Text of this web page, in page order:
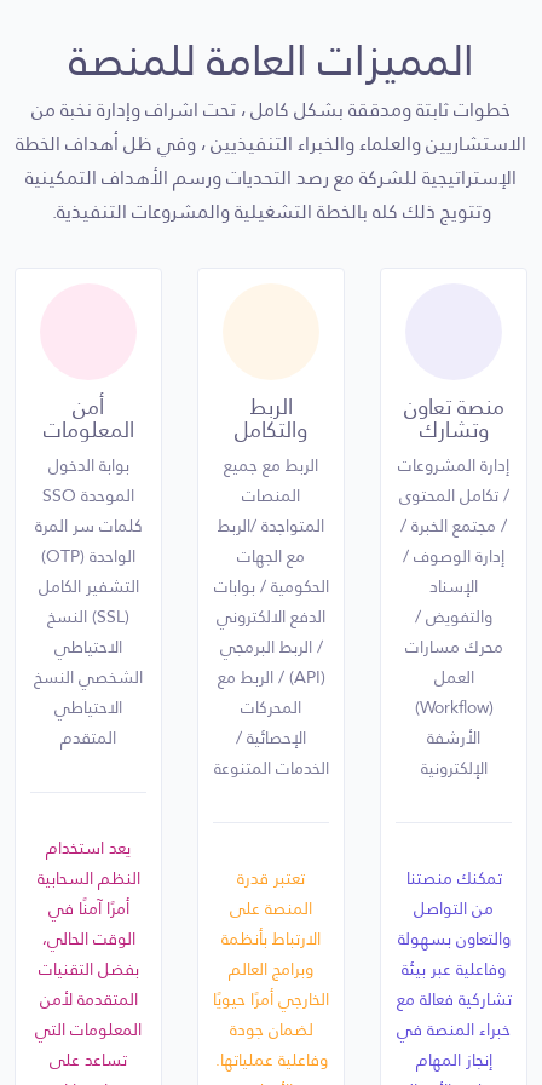
المحتوى
الأنظمة
ومنصات محرك
الأعمال
ساحة العمل
ومطلوب
المحتوى
مرتبط بكافة
المميزات العامة للمنصة
خطوات ثابتة ومدققة بشكل كامل ، تحت اشراف وإدارة نخبة من
الاستشاريين والعلماء والخبراء التنفيذيين ، وفي ظل أهداف الخطة
الإستراتيجية للشركة مع رصد التحديات ورسم الأهداف التمكينية
وتتويج ذلك كله بالخطة التشغيلية والمشروعات التنفيذية.
منصة تعاون
وتشارك
إدارة المشروعات
/ تكامل المحتوى
/ مجتمع الخبرة /
إدارة الوصوف /
الإسناد
والتفويض /
محرك مسارات
العمل
(Workflow)
الأرشفة
الإلكترونية
تمكنك منصتنا
من التواصل
والتعاون بسهولة
وفاعلية عبر بيئة
تشاركية فعالة مع
خبراء المنصة في
إنجاز المهام
الربط
والتكامل
الربط مع جميع
المنصات
المتواجدة /الربط
مع الجهات
الحكومية / بوابات
الدفع الالكتروني
/ الربط البرمجي
(API) / الربط مع
المحركات
الإحصائية /
الخدمات المتنوعة
تعتبر قدرة
المنصة على
الارتباط بأنظمة
وبرامج العالم
الخارجي أمرًا حيويًا
لضمان جودة
وفاعلية عملياتها.
أمن
المعلومات
بوابة الدخول
الموحدة SSO
كلمات سر المرة
الواحدة (OTP)
التشفير الكامل
(SSL) النسخ
الاحتياطي
الشخصي النسخ
الاحتياطي
المتقدم
يعد استخدام
النظم السحابية
أمرًا آمنًا في
الوقت الحالي،
بفضل التقنيات
المتقدمة لأمن
المعلومات التي
تساعد على